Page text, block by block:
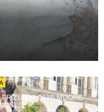
FRIZURA? DEMI MOORE